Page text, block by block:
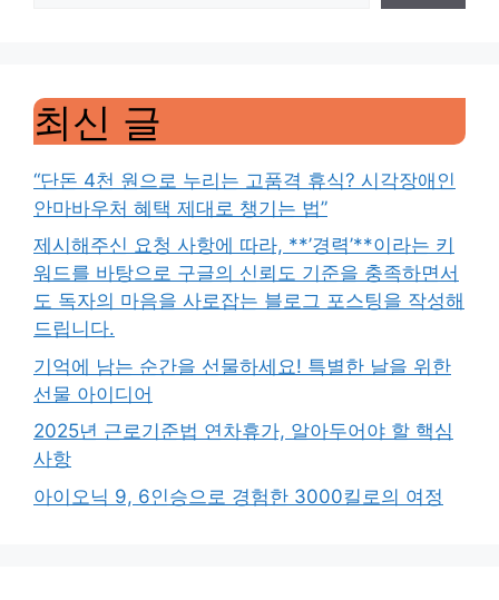
최신 글
“단돈 4천 원으로 누리는 고품격 휴식? 시각장애인
안마바우처 혜택 제대로 챙기는 법”
제시해주신 요청 사항에 따라, **’경력’**이라는 키
워드를 바탕으로 구글의 신뢰도 기준을 충족하면서
도 독자의 마음을 사로잡는 블로그 포스팅을 작성해
드립니다.
기억에 남는 순간을 선물하세요! 특별한 날을 위한
선물 아이디어
2025년 근로기준법 연차휴가, 알아두어야 할 핵심
사항
아이오닉 9, 6인승으로 경험한 3000킬로의 여정